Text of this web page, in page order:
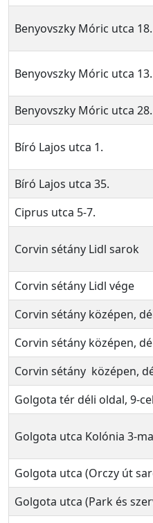
Benyovszky Móric utca 18.
Benyovszky Móric utca 13.
Benyovszky Móric utca 28.
Bíró Lajos utca 1.
Bíró Lajos utca 35.
Ciprus utca 5-7.
Corvin sétány Lidl sarok
Corvin sétány Lidl vége
Corvin sétány középen,
Corvin sétány középen,
Corvin sétány középen,
Golgota tér déli oldal, 9-
Golgota utca Kolónia 3-
Golgota utca (Orczy út
Golgota utca (Park és